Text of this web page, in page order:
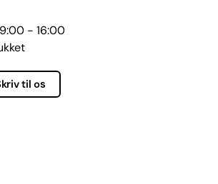
- 16:00
til os